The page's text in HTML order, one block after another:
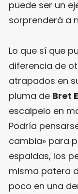
puede ser un
sorprenderá a
Lo que sí que
diferencia de
atrapados en
pluma de Bret
escalpelo en
Podría
cambia» para
espaldas, los
misma patera
poco en una